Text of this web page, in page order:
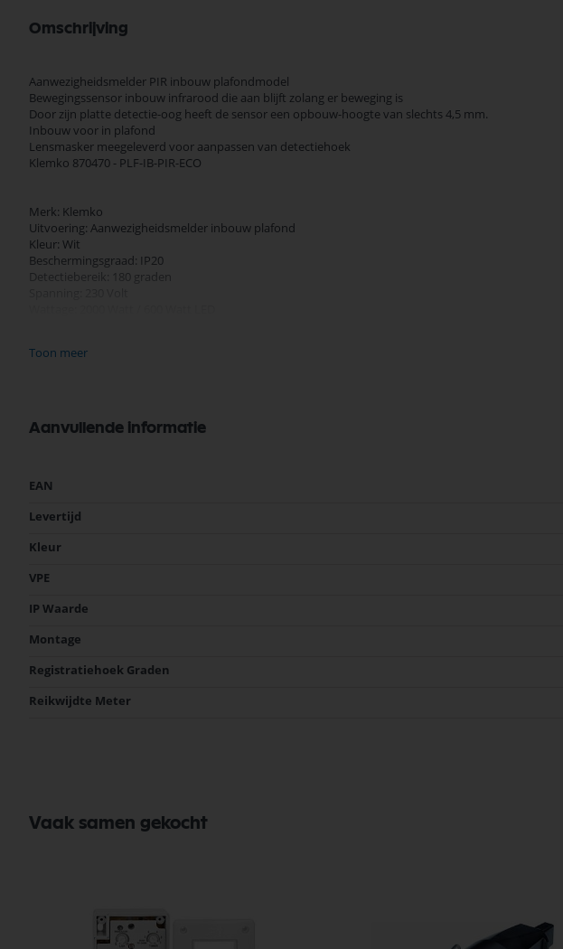
Omschrijving
Aanwezigheidsmelder PIR inbouw plafondmodel
Bewegingssensor inbouw infrarood die aan blijft zolang er beweging is
Door zijn platte detectie-oog heeft de sensor een opbouw-hoogte van slechts 4,5 mm.
Inbouw voor in plafond
Lensmasker meegeleverd voor aanpassen van detectiehoek
Klemko 870470 - PLF-IB-PIR-ECO
Merk: Klemko
Uitvoering: Aanwezigheidsmelder inbouw plafond
Kleur: Wit
Beschermingsgraad: IP20
Detectiebereik: 180 graden
Max. reikwijdte frontaal (m) 3,5
Afmetingen: 80 x 80 x 63 mm
Toon meer
Aanvullende informatie
Meer
EAN
Levertijd
Kleur
VPE
IP Waarde
Montage
Registratiehoek Graden
Reikwijdte Meter
Vaak samen gekocht